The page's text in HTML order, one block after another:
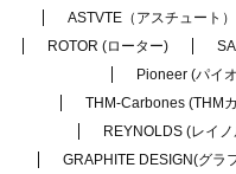
ASTVTE（アスチュート）
ROTOR (ローター)
Pioneer (パイ
THM-Carbones (THM
REYNOLDS (レイ
GRAPHITE DESIGN(グラ